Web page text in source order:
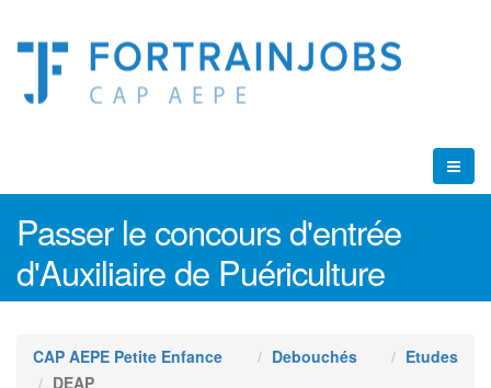
Passer le concours d'entrée
d'Auxiliaire de Puériculture
CAP AEPE Petite Enfance Debouchés
Etudes
DEAP